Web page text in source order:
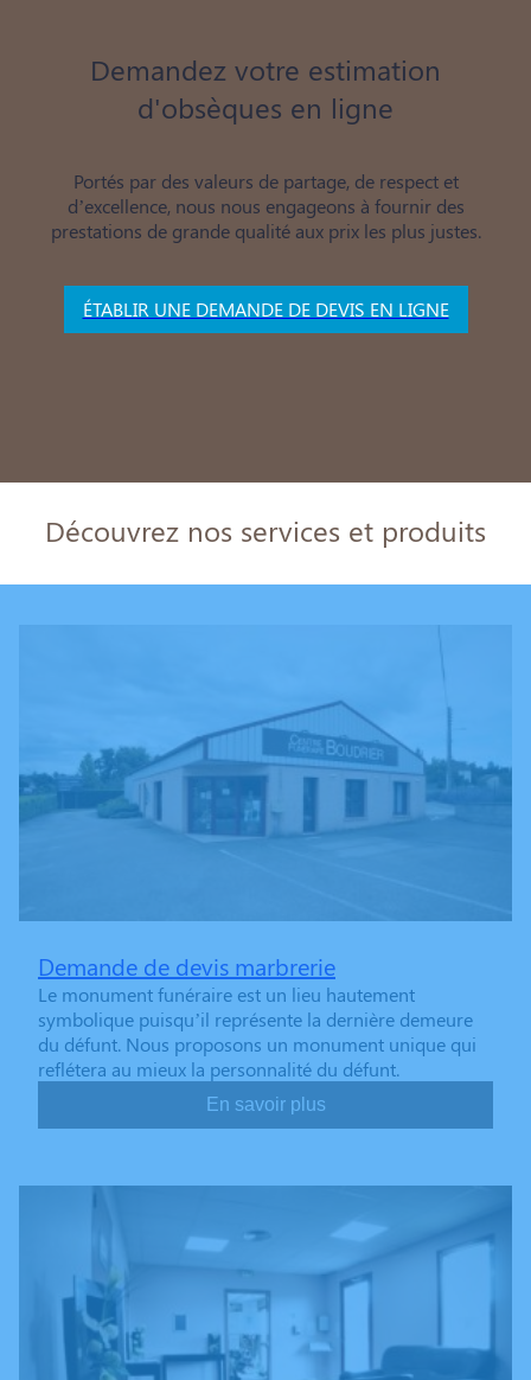
Demandez votre estimation
d'obsèques en ligne
Portés par des valeurs de partage, de respect et
d’excellence, nous nous engageons à fournir des
prestations de grande qualité aux prix les plus justes.
ÉTABLIR UNE DEMANDE DE DEVIS EN LIGNE
Découvrez nos services et produits
Demande de devis marbrerie
Le monument funéraire est un lieu hautement
symbolique puisqu’il représente la dernière demeure
du défunt. Nous proposons un monument unique qui
reflétera au mieux la personnalité du défunt.
En savoir plus